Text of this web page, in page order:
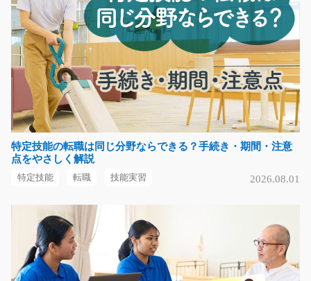
ヨーグルトやプリンなどの乳製品を作るお仕事！！どな
たでも大歓迎！１か…
長期（3ヶ月以上）
時給1150円～
熊本県熊本市東区
気になる
コンビニでみかけるスープの製造補助/y03_01320
食品工場でスープの原料を秤で計って専用の調合機械の
中に規定量を入れて…
長期（3ヶ月以上）
時給1050円～
福岡県糟屋郡久山町
特定技能の転職は同じ分野ならできる？手続き・期間・注意
点をやさしく解説
特定技能 転職 技能実習 2026.08.01